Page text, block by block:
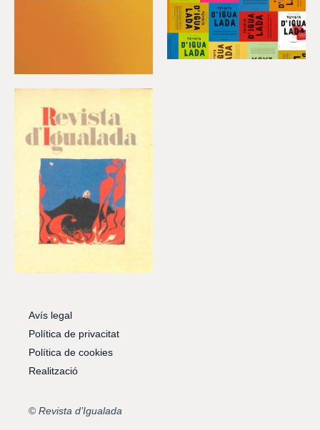
Avís legal
Política de privacitat
Política de cookies
Realització
© Revista d’Igualada